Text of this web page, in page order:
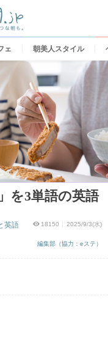
ェ 朝美人スタイル
を3単語の英語
18150 2025/9/3(水)
編集部（協力：eステ）
英語